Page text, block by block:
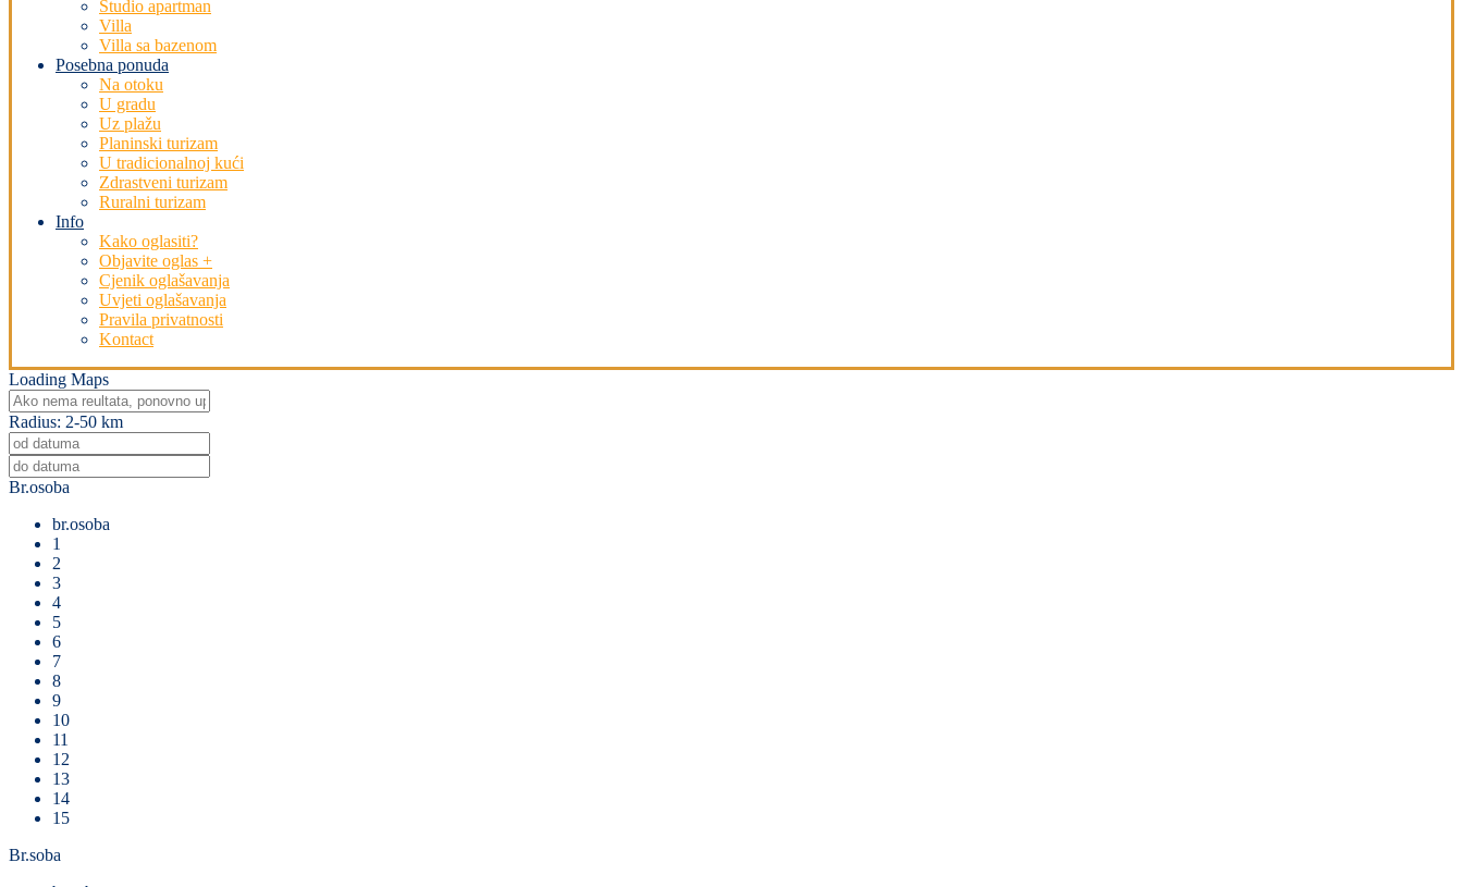
Studio apartman
Villa
Villa sa bazenom
Posebna ponuda
Na otoku
U gradu
Uz plažu
Planinski turizam
U tradicionalnoj kući
Zdrastveni turizam
Ruralni turizam
Info
Kako oglasiti?
Objavite oglas +
Cjenik oglašavanja
Uvjeti oglašavanja
Pravila privatnosti
Kontact
Loading Maps
Radius: 2-50 km
Br.osoba
br.osoba
1
2
3
4
5
6
7
8
9
10
11
12
13
14
15
Br.soba